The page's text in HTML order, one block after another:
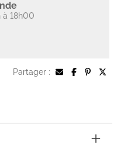
à 18h00
Partager :